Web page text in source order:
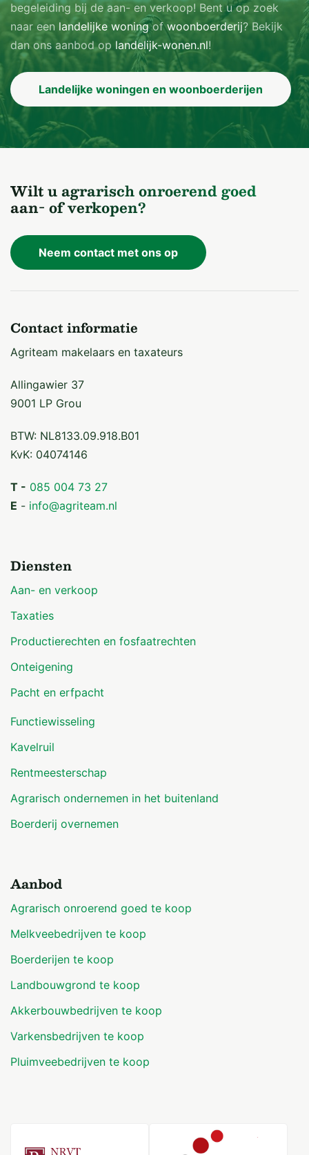
begeleiding bij de aan- en verkoop! Bent u op zoek
naar een landelijke woningofwoonboerderij? Bekijk
dan ons aanbod op landelijk-wonen.nl!
Landelijke woningen en woonboerderijen
Wilt u agrarisch onroerend goed
aan- of verkopen?
Neem contact met ons op
Contact informatie
Agriteam makelaars en taxateurs
Allingawier 37
9001 LP Grou
BTW: NL8133.09.918.B01
KvK: 04074146
T - 085 004 73 27
E - info@agriteam.nl
Diensten
Aan- en verkoop
Taxaties
Productierechten en fosfaatrechten
Onteigening
Pacht en erfpacht
Functiewisseling
Kavelruil
Rentmeesterschap
Agrarisch ondernemen in het buitenland
Boerderij overnemen
Aanbod
Agrarisch onroerend goed te koop
Melkveebedrijven te koop
Boerderijen te koop
Landbouwgrond te koop
Akkerbouwbedrijven te koop
Varkensbedrijven te koop
Pluimveebedrijven te koop